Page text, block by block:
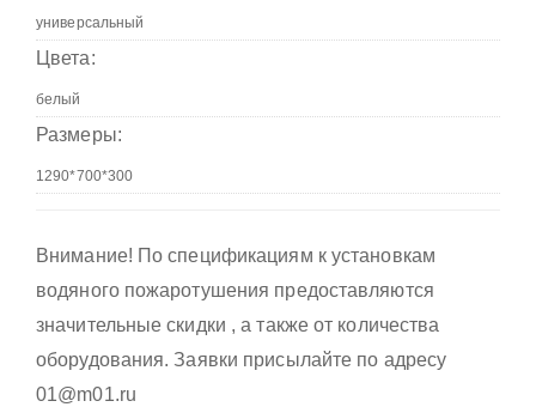
Цвета:
Размеры:
Внимание! По спецификациям к установкам
водяного пожаротушения предоставляются
значительные скидки , а также от количества
оборудования. Заявки присылайте по адресу
01@m01.ru